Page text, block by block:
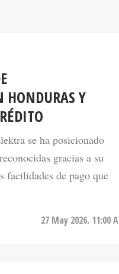
Y
se ha posicionado
gracias a su
de pago que